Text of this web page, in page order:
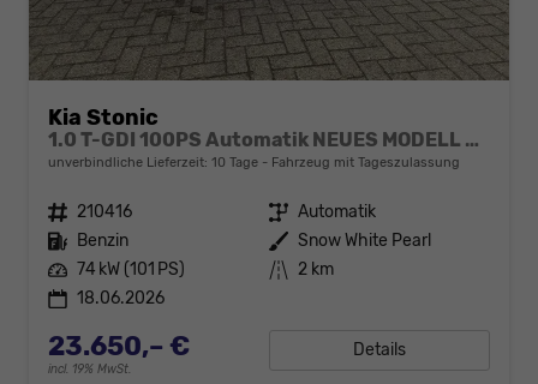
Kia Stonic
1.0 T-GDI 100PS Automatik NEUES MODELL Sitzheizung Lenkradheizung PDC v+h Rückf.Kamera Klima Bluetooth Touchscreen Apple CarPlay Android Auto Tempomat
unverbindliche Lieferzeit: 10 Tage Fahrzeug mit Tageszulassung
Fahrzeugnr. 210416 Getriebe Automatik
Kraftstoff Benzin Außenfarbe Snow White Pearl
Leistung 74 kW (101 PS) Kilometerstand 2 km
18.06.2026
23.650,– €
incl. 19% MwSt.
Details